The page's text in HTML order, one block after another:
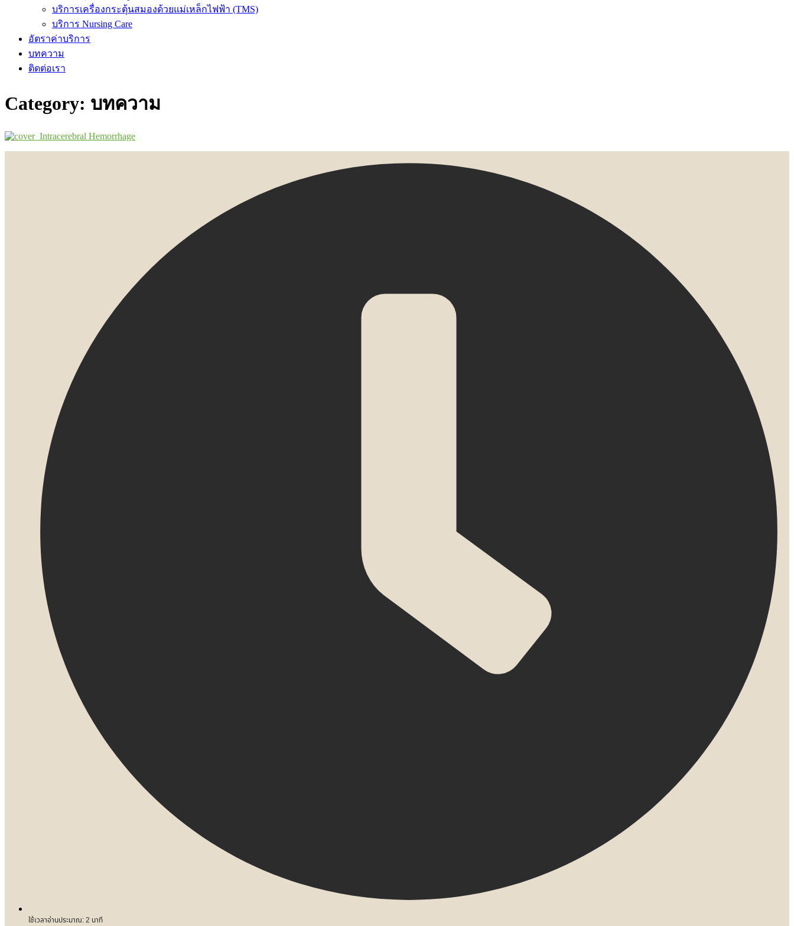
บริการเครื่องกระตุ้นสมองด้วยแม่เหล็กไฟฟ้า (TMS)
บริการ Nursing Care
อัตราค่าบริการ
บทความ
ติดต่อเรา
Category: บทความ
ใช้เวลาอ่านประมาณ:2 นาที